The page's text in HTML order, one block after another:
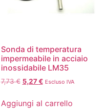
Sonda di temperatura
impermeabile in acciaio
inossidabile LM35
7,73€ 5,27€ Escluso IVA
Aggiungi al carrello